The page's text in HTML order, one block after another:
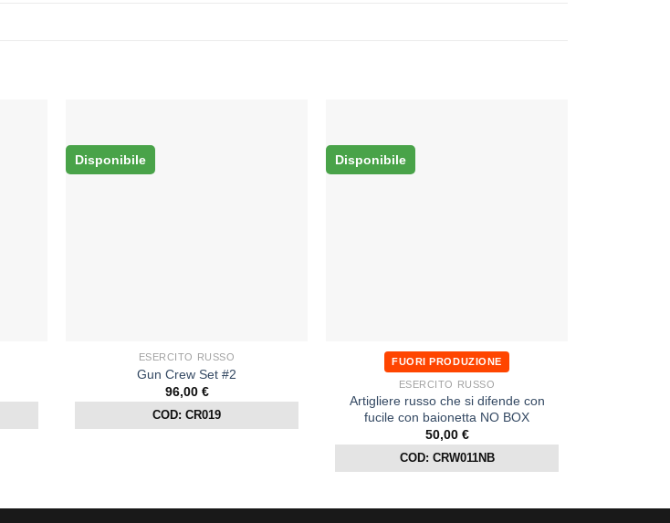
Disponibile
ESERCITO RUSSO
Gun Crew Set #2
96,00 €
COD: CR019
Disponibile
FUORI PRODUZIONE
ESERCITO RUSSO
Artigliere russo che si difende con
fucile con baionetta NO BOX
50,00 €
COD: CRW011NB